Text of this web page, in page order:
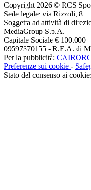
Copyright 2026 © RCS
Sede legale: via Rizzoli, 8
Soggetta ad attività di
MediaGroup S.p.A.
Capitale Sociale € 100.000
09597370155 - R.E.A. di
Per la pubblicità:
Preferenze sui cookie -
Stato del consenso ai cookie: